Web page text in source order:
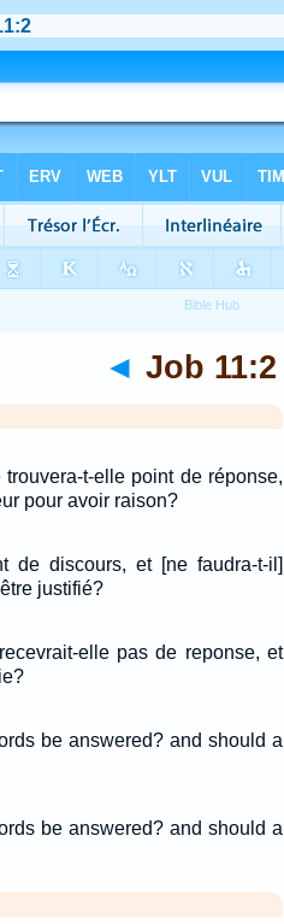
◄ Job 11:2
t-elle point de réponse,
pour avoir raison?
de discours, et [ne faudra-t-il]
justifié?
elle pas de reponse, et
be answered? and should a
be answered? and should a